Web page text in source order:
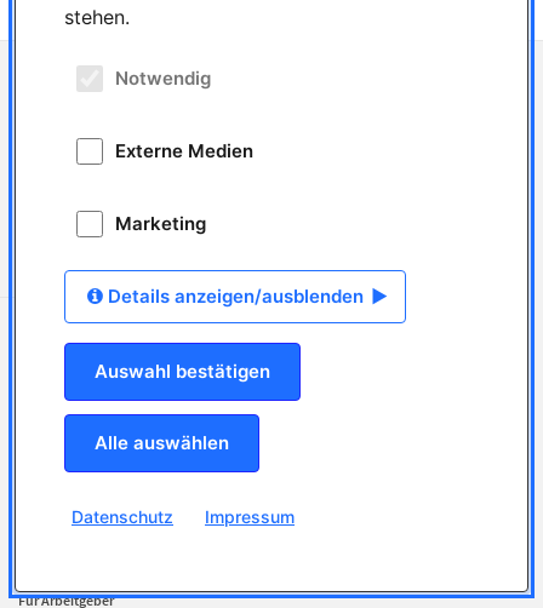
Ausbildung zur/zum ZahntechnikerIn in Dresden (m/w/d)
Arbeitsort
Tätigkeitsfeld
Ausbildung Zahntechnik - Dentallabor
Ihre persönliche Beratung
mail@jobdental.de
Für Bewerber
Lebenslauf hochladen
Für Arbeitgeber
stehen.
Notwendig
Externe Medien
Marketing
Details anzeigen/ausblenden
Auswahl bestätigen
Alle auswählen
Datenschutz Impressum